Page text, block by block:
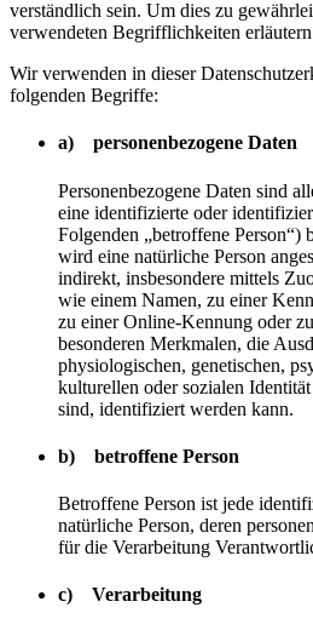
verständlich sein. Um dies zu
verwendeten Begrifflichkeiten
Wir verwenden in dieser
folgenden Begriffe:
a) personenbezogene Daten
Personenbezogene Daten sind
eine identifizierte oder
Folgenden „betroffene Person“)
wird eine natürliche Person
indirekt, insbesondere mittels
wie einem Namen, zu einer
zu einer Online-Kennung oder
besonderen Merkmalen, die
physiologischen, genetischen,
kulturellen oder sozialen
sind, identifiziert werden kann.
b) betroffene Person
Betroffene Person ist jede
natürliche Person, deren
für die Verarbeitung
c) Verarbeitung